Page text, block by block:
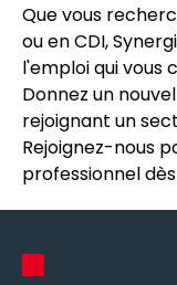
Que vous
ou en CDI,
l'emploi qui vous
Donnez un
rejoignant un
Rejoignez-nous
professionnel